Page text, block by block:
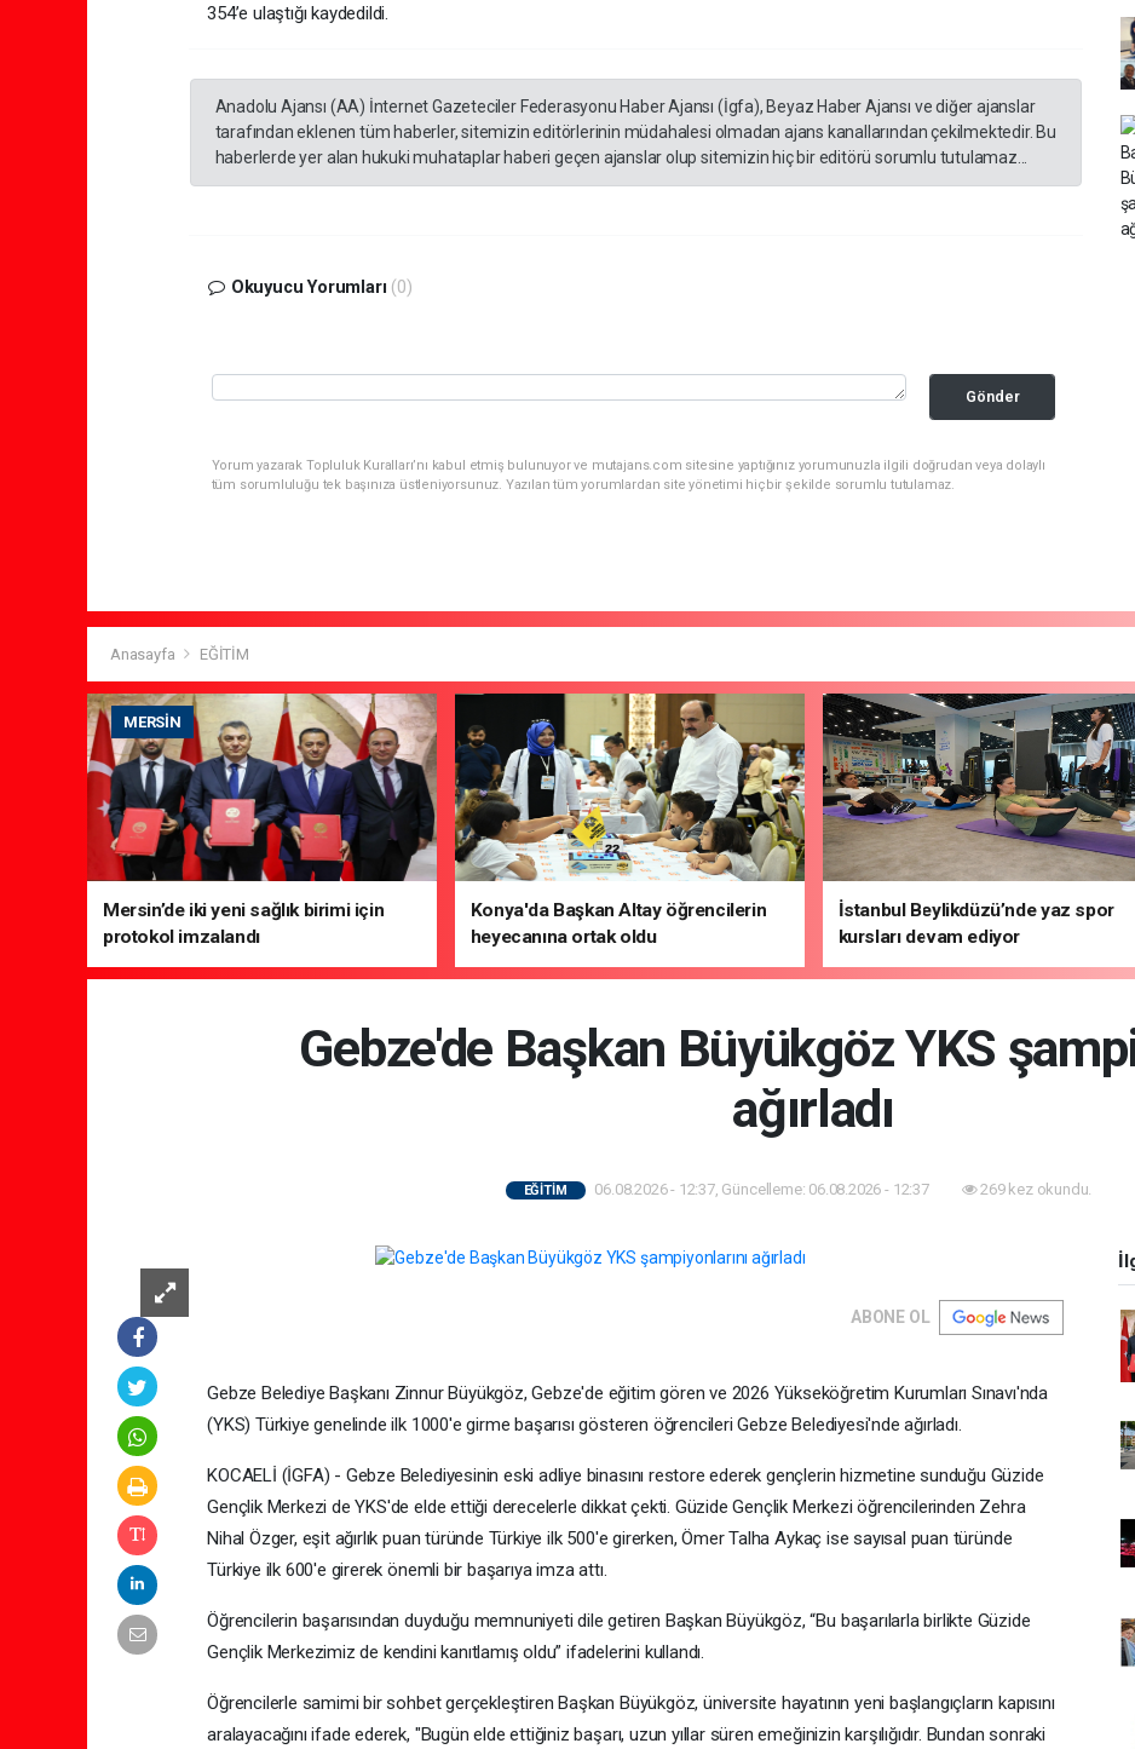
354’e ulaştığı kaydedildi.
Anadolu Ajansı (AA) İnternet Gazeteciler Federasyonu Haber Ajansı (İgfa), Beyaz Haber Ajansı ve diğer ajanslar
tarafından eklenen tüm haberler, sitemizin editörlerinin müdahalesi olmadan ajans kanallarından çekilmektedir. Bu
haberlerde yer alan hukuki muhataplar haberi geçen ajanslar olup sitemizin hiç bir editörü sorumlu tutulamaz...
Okuyucu Yorumları (0)
Gönder
Yorum yazarak Topluluk Kuralları’nı kabul etmiş bulunuyor ve mutajans.com sitesine yaptığınız yorumunuzla ilgili doğrudan veya dolaylı
tüm sorumluluğu tek başınıza üstleniyorsunuz. Yazılan tüm yorumlardan site yönetimi hiçbir şekilde sorumlu tutulamaz.
Anasayfa EĞİTİM
MERSIN
Mersin’de iki yeni sağlık birimi için
protokol imzalandı
Konya'da Başkan Altay öğrencilerin
heyecanına ortak oldu
İstanbul Beylikdüzü’nde yaz spor
kursları devam ediyor
Gebze'de Başkan Büyükgöz YKS
ağırladı
EĞİTİM 06.08.2026 - 12:37, Güncelleme: 06.08.2026 - 12:37 269 kez okundu.
ABONE OL
Gebze Belediye Başkanı Zinnur Büyükgöz, Gebze'de eğitim gören ve 2026 Yükseköğretim Kurumları Sınavı'nda
(YKS) Türkiye genelinde ilk 1000'e girme başarısı gösteren öğrencileri Gebze Belediyesi'nde ağırladı.
KOCAELİ (İGFA) - Gebze Belediyesinin eski adliye binasını restore ederek gençlerin hizmetine sunduğu Güzide
Gençlik Merkezi de YKS'de elde ettiği derecelerle dikkat çekti. Güzide Gençlik Merkezi öğrencilerinden Zehra
Nihal Özger, eşit ağırlık puan türünde Türkiye ilk 500'e girerken, Ömer Talha Aykaç ise sayısal puan türünde
Türkiye ilk 600'e girerek önemli bir başarıya imza attı.
Öğrencilerin başarısından duyduğu memnuniyeti dile getiren Başkan Büyükgöz, “Bu başarılarla birlikte Güzide
Gençlik Merkezimiz de kendini kanıtlamış oldu” ifadelerini kullandı.
Öğrencilerle samimi bir sohbet gerçekleştiren Başkan Büyükgöz, üniversite hayatının yeni başlangıçların kapısını
aralayacağını ifade ederek, "Bugün elde ettiğiniz başarı, uzun yıllar süren emeğinizin karşılığıdır. Bundan sonraki